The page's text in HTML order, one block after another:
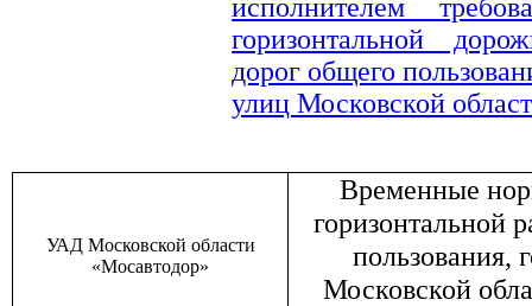
исполнителем
горизонтальной
дорог общего
улиц Московской
УАД Московской области
«Мосавтодор»
Временные
горизонтальной
пользования,
Московской